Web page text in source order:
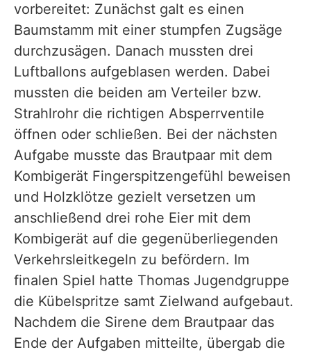
vorbereitet: Zunächst galt es einen
Baumstamm mit einer stumpfen Zugsäge
durchzusägen. Danach mussten drei
Luftballons aufgeblasen werden. Dabei
mussten die beiden am Verteiler bzw.
Strahlrohr die richtigen Absperrventile
öffnen oder schließen. Bei der nächsten
Aufgabe musste das Brautpaar mit dem
Kombigerät Fingerspitzengefühl beweisen
und Holzklötze gezielt versetzen um
anschließend drei rohe Eier mit dem
Kombigerät auf die gegenüberliegenden
Verkehrsleitkegeln zu befördern. Im
finalen Spiel hatte Thomas Jugendgruppe
die Kübelspritze samt Zielwand aufgebaut.
Nachdem die Sirene dem Brautpaar das
Ende der Aufgaben mitteilte, übergab die